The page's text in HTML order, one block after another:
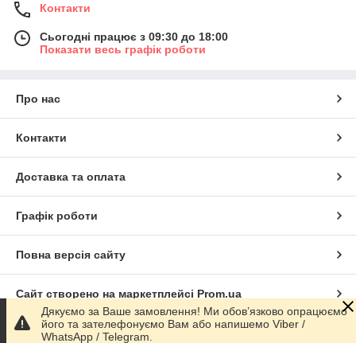
Контакти
Сьогодні працює з 09:30 до 18:00
Показати весь графік роботи
Про нас
Контакти
Доставка та оплата
Графік роботи
Повна версія сайту
Сайт створено на маркетплейсі Prom.ua
Політика конфіденційності
Дякуємо за Ваше замовлення! Ми обов’язково опрацюємо
його та зателефонуємо Вам або напишемо Viber /
WhatsApp / Telegram.